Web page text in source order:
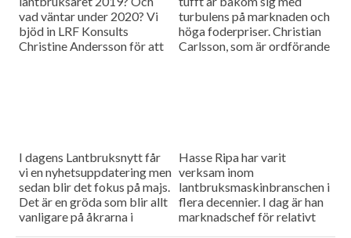
vad väntar under 2020? Vi
bjöd in LRF Konsults
Christine Andersson för att
turbulens på marknaden och
höga foderpriser. Christian
Carlsson, som är ordförande
I dagens Lantbruksnytt får
vi en nyhetsuppdatering men
sedan blir det fokus på majs.
Det är en gröda som blir allt
vanligare på åkrarna i
Hasse Ripa har varit
verksam inom
lantbruksmaskinbranschen i
flera decennier. I dag är han
marknadschef för relativt